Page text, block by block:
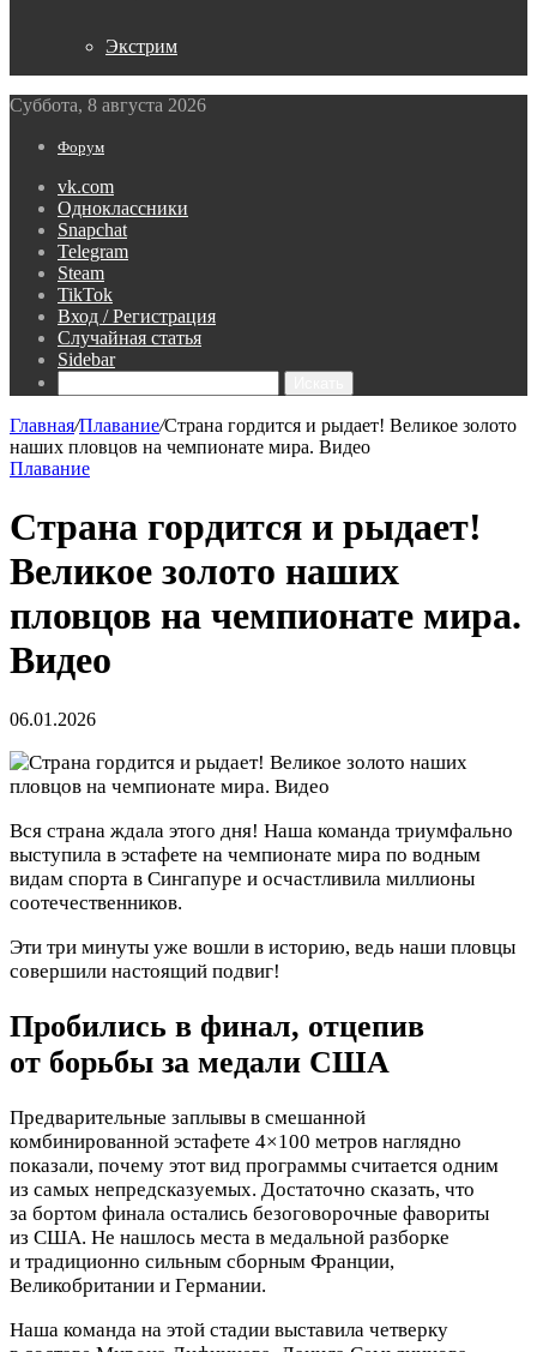
Экстрим
Суббота, 8 августа 2026
Форум
vk.com
Одноклассники
Snapchat
Telegram
Steam
TikTok
Вход / Регистрация
Случайная статья
Sidebar
Главная/Плавание/Страна гордится и рыдает! Великое золото
наших пловцов на чемпионате мира. Видео
Плавание
Страна гордится и рыдает!
Великое золото наших
пловцов на чемпионате мира.
Видео
06.01.2026
Вся страна ждала этого дня! Наша команда триумфально
выступила в эстафете на чемпионате мира по водным
видам спорта в Сингапуре и осчастливила миллионы
соотечественников.
Эти три минуты уже вошли в историю, ведь наши пловцы
совершили настоящий подвиг!
Пробились в финал, отцепив
от борьбы за медали США
Предварительные заплывы в смешанной
комбинированной эстафете 4×100 метров наглядно
показали, почему этот вид программы считается одним
из самых непредсказуемых. Достаточно сказать, что
за бортом финала остались безоговорочные фавориты
из США. Не нашлось места в медальной разборке
и традиционно сильным сборным Франции,
Великобритании и Германии.
Наша команда на этой стадии выставила четверку